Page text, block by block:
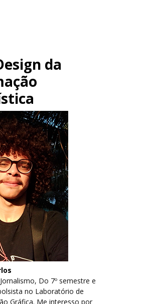
da
Do 7º semestre e
no Laboratório de
Gráfica. Me interesso por